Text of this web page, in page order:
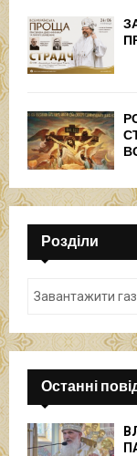
Розділи
Останні